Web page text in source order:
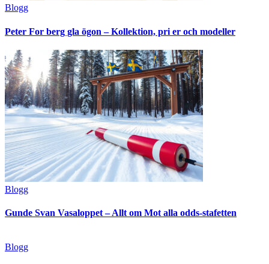
Blogg
Peter For berg gla ögon – Kollektion, pri er och modeller
Blogg
Gunde Svan Vasaloppet – Allt om Mot alla odds-stafetten
Blogg